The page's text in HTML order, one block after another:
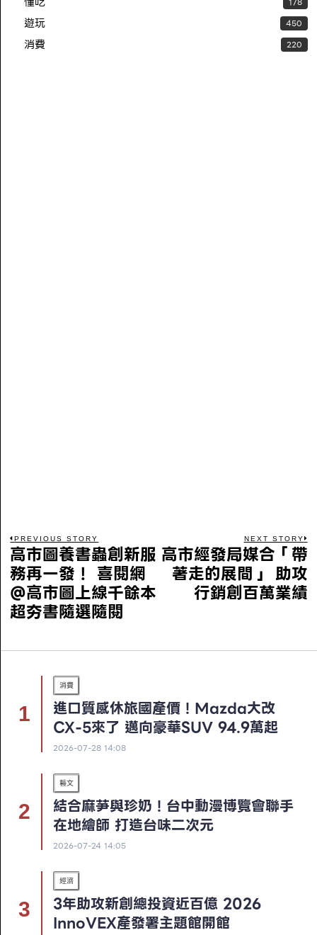
遊玩 450
消費 220
PREVIOUS STORY
高市圖養書蟲創新服
務再一發！ 喜閱網
@高市圖上線千餘本
超夯書隨選隨閱
NEXT STORY
高市經發局媒合「帶
著走的展間」 助攻
行銷創百萬業績
消費
進口質感休旅國產價！Mazda大改
CX-5來了 邁向豪華SUV 94.9萬起
2026-07-28 14:08
藝文
結合麻芛與珍奶！台中動漫博覽會聯手
在地繪師 打造台味二次元
2026-07-24 14:05
經濟
3年助攻新創總投資近百億 2026
InnoVEX產發署主題館開館